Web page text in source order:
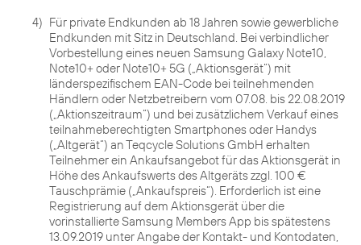
4) Für private Endkunden ab 18 Jahren sowie gewerbliche
Endkunden mit Sitz in Deutschland. Bei verbindlicher
Vorbestellung eines neuen Samsung Galaxy Note10,
Note10+ oder Note10+ 5G („Aktionsgerät“) mit
länderspezifischem EAN-Code bei teilnehmenden
Händlern oder Netzbetreibern vom 07.08. bis 22.08.2019
(„Aktionszeitraum“) und bei zusätzlichem Verkauf eines
teilnahmeberechtigten Smartphones oder Handys
(„Altgerät“) an Teqcycle Solutions GmbH erhalten
Teilnehmer ein Ankaufsangebot für das Aktionsgerät in
Höhe des Ankaufswerts des Altgeräts zzgl. 100 €
Tauschprämie („Ankaufspreis“). Erforderlich ist eine
Registrierung auf dem Aktionsgerät über die
vorinstallierte Samsung Members App bis spätestens
13.09.2019 unter Angabe der Kontakt- und Kontodaten,